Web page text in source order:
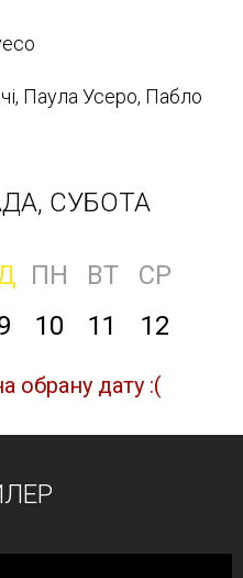
Паула Усеро, Пабло
СУБОТА
ПН ВТ
СР
10 11 12
обрану дату :(